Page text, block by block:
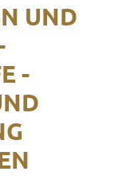
UND
-